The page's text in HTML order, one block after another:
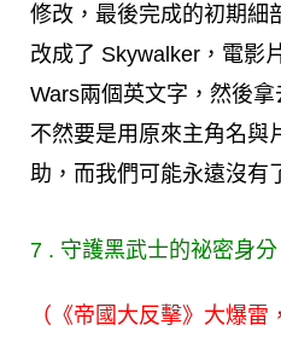
修改，最後完成的初期細
改成了 Skywalker，電影
Wars兩個英文字，然後拿
不然要是用原來主角名與
助，而我們可能永遠沒有
7 . 守護黑武士的祕密身分
（《帝國大反擊》大爆